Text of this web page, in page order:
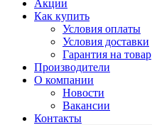
Акции
Как купить
Условия оплаты
Условия доставки
Гарантия на товар
Производители
О компании
Новости
Вакансии
Контакты